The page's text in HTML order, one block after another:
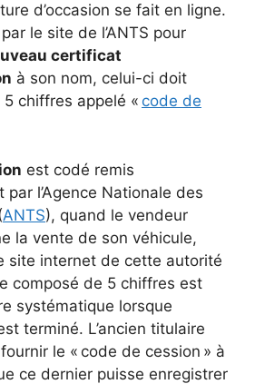
d’occasion se fait en ligne.
le site de l’ANTS pour
certificat
à son nom, celui-ci doit
chiffres appelé « code de
est codé remis
l’Agence Nationale des
ANTS), quand le vendeur
la vente de son véhicule,
site internet de cette autorité
composé de 5 chiffres est
systématique lorsque
terminé. L’ancien titulaire
le « code de cession » à
ce dernier puisse enregistrer